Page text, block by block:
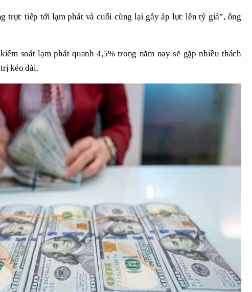
trực tiếp tới lạm phát và cuối cùng lại gây áp lực lên tỷ giá”, ông
soát lạm phát quanh 4,5% trong năm nay sẽ gặp nhiều thách
kéo dài.